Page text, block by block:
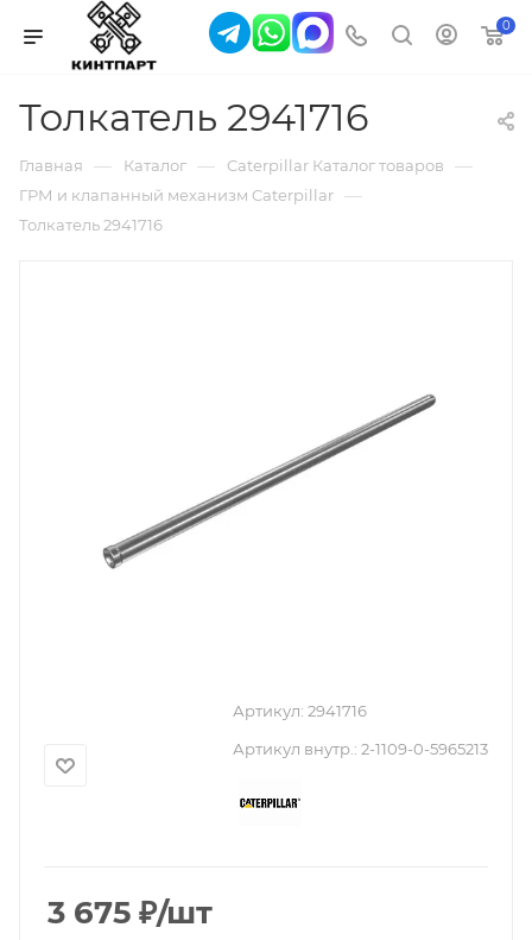
0
Толкатель 2941716
Главная — Каталог — Caterpillar Каталог товаров —
ГРМ и клапанный механизм Caterpillar —
Толкатель 2941716
Артикул: 2941716
Артикул внутр.: 2-1109-0-5965213
3 675 ₽/шт